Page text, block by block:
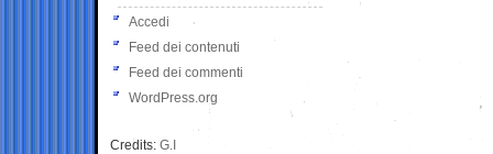
Accedi
Feed dei contenuti
Feed dei commenti
WordPress.org
Credits: G.I